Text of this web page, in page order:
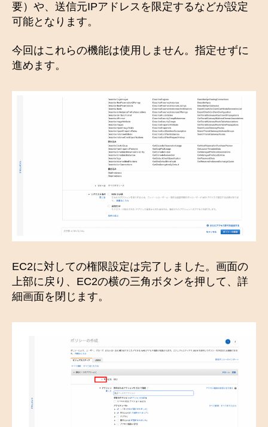
要）や、送信元IPアドレスを限定するなどが設定
可能となります。
今回はこれらの機能は使用しません。指定せずに
進めます。
EC2に対しての権限設定は完了しました。画面の
上部に戻り、EC2の横の三角ボタンを押して、詳
細画面を閉じます。